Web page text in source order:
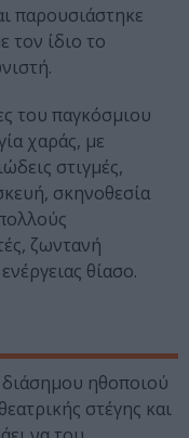
παρουσιάστηκε
τον ίδιο το
του παγκόσμιου
χαράς, με
στιγμές,
σκηνοθεσία
ζωντανή
θίασο.
ηθοποιού
στέγης και